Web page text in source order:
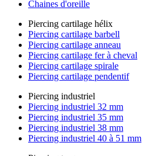
Chaines d'oreille
Piercing cartilage hélix
Piercing cartilage barbell
Piercing cartilage anneau
Piercing cartilage fer à cheval
Piercing cartilage spirale
Piercing cartilage pendentif
Piercing industriel
Piercing industriel 32 mm
Piercing industriel 35 mm
Piercing industriel 38 mm
Piercing industriel 40 à 51 mm